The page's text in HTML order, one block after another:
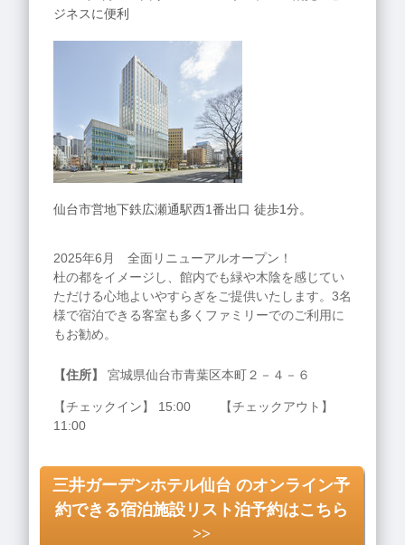
ジネスに便利
仙台市営地下鉄広瀬通駅西1番出口 徒歩1分。
2025年6月 全面リニューアルオープン！
杜の都をイメージし、館内でも緑や木陰を感じてい
ただける心地よいやすらぎをご提供いたします。3名
様で宿泊できる客室も多くファミリーでのご利用に
もお勧め。
【住所】 宮城県仙台市青葉区本町２－４－６
【チェックイン】 15:00 【チェックアウト】
11:00
三井ガーデンホテル仙台 のオンライン予
約できる宿泊施設リスト泊予約はこちら
>>